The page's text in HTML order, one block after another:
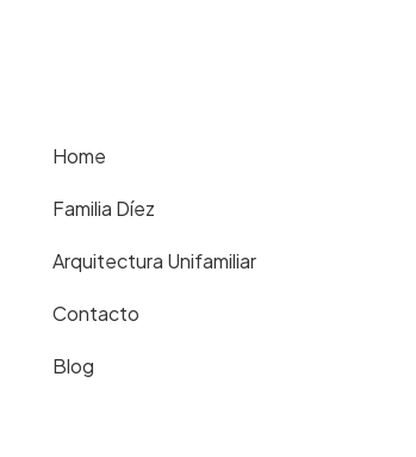
Home
Familia Díez
Arquitectura Unifamiliar
Contacto
Blog